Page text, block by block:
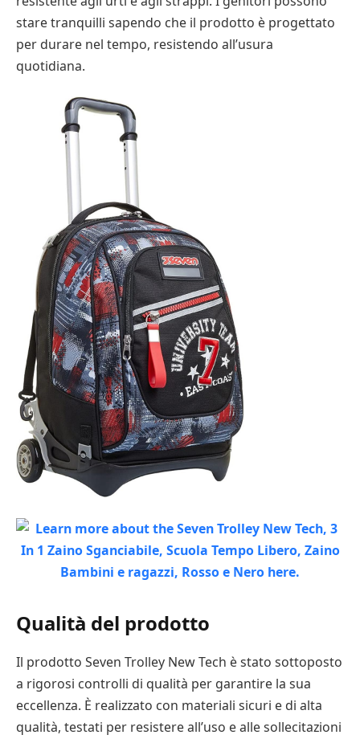
stare tranquilli sapendo che il prodotto è progettato
per durare nel tempo, resistendo all’usura
quotidiana.
Qualità del prodotto
Il prodotto Seven Trolley New Tech è stato sottoposto
a rigorosi controlli di qualità per garantire la sua
eccellenza. È realizzato con materiali sicuri e di alta
qualità, testati per resistere all’uso e alle sollecitazioni